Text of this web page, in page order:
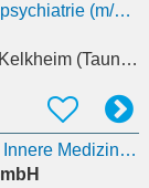
Facharzt Kinder- und Jugendpsychiatrie (m/w/d)
(Taunus)
Oberarzt (m/w/d) Facharzt für Innere Medizin und Pneumologie für die Rehabilitation